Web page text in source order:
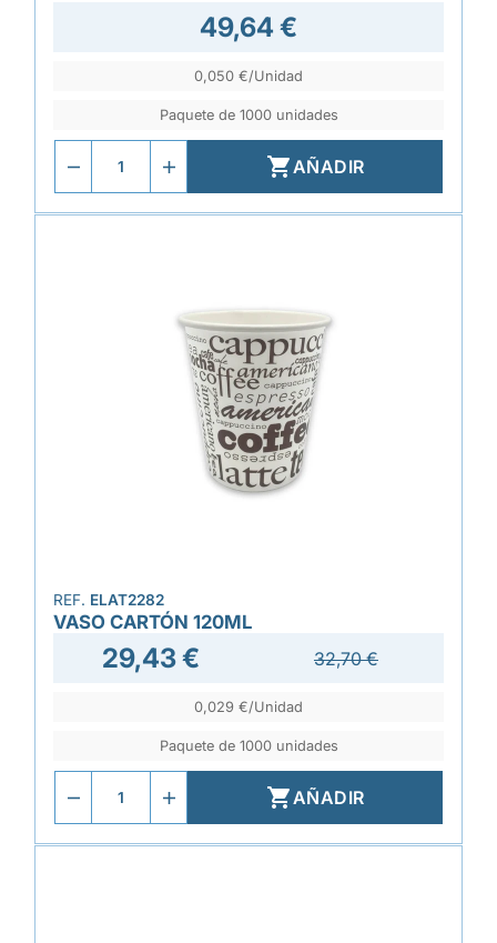
49,64 €
0,050 €/Unidad
Paquete de 1000 unidades
AÑADIR
REF. ELAT2282
VASO CARTÓN 120ML
29,43 € 32,70 €
0,029 €/Unidad
Paquete de 1000 unidades
AÑADIR